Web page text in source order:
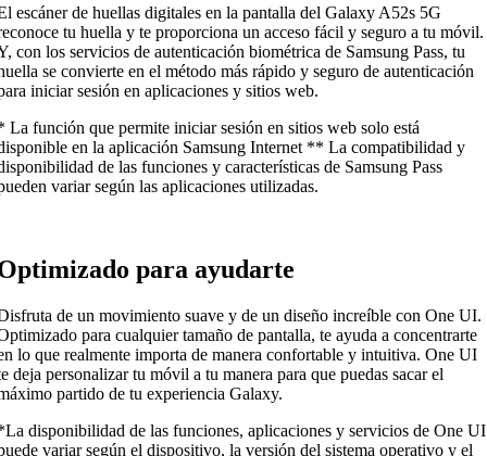
escáner de huellas digitales en la pantalla del Galaxy A52s 5G
tu huella y te proporciona un acceso fácil y seguro a tu móvil.
con los servicios de autenticación biométrica de Samsung Pass, tu
se convierte en el método más rápido y seguro de autenticación
iniciar sesión en aplicaciones y sitios web.
La función que permite iniciar sesión en sitios web solo está
en la aplicación Samsung Internet ** La compatibilidad y
de las funciones y características de Samsung Pass
variar según las aplicaciones utilizadas.
para ayudarte
de un movimiento suave y de un diseño increíble con One UI.
para cualquier tamaño de pantalla, te ayuda a concentrarte
lo que realmente importa de manera confortable y intuitiva. One UI
deja personalizar tu móvil a tu manera para que puedas sacar el
partido de tu experiencia Galaxy.
disponibilidad de las funciones, aplicaciones y servicios de One UI
variar según el dispositivo, la versión del sistema operativo y el